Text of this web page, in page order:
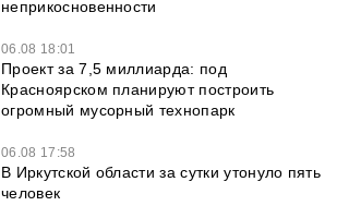
неприкосновенности
06.08 18:01
Проект за 7,5 миллиарда: под
Красноярском планируют построить
огромный мусорный технопарк
06.08 17:58
В Иркутской области за сутки утонуло пять
человек